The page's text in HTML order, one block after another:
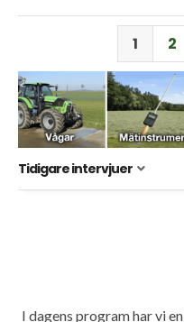
1 2
Tidigare intervjuer
I dagens program har vi en